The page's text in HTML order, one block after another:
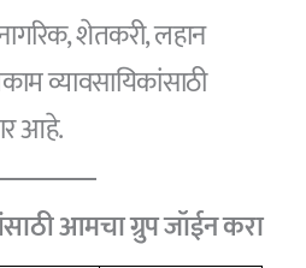
शेतकरी, लहान
व्यावसायिकांसाठी
आहे.
आमचा ग्रुप जॉईन करा